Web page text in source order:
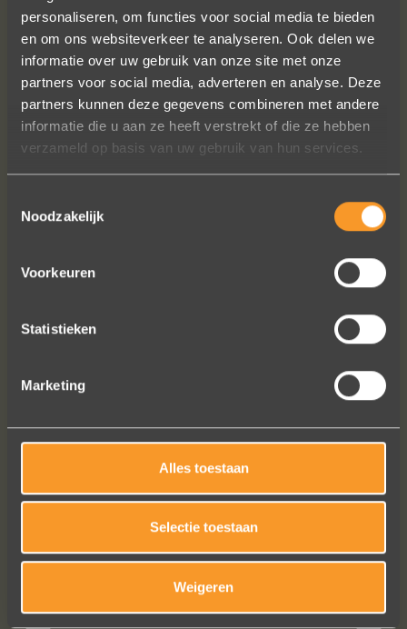
personaliseren, om functies voor social media te bieden
en om ons websiteverkeer te analyseren. Ook delen we
informatie over uw gebruik van onze site met onze
partners voor social media, adverteren en analyse. Deze
partners kunnen deze gegevens combineren met andere
informatie die u aan ze heeft verstrekt of die ze hebben
verzameld op basis van uw gebruik van hun services.
Noodzakelijk
Voorkeuren
Statistieken
Marketing
Alles toestaan
Selectie toestaan
Weigeren
VOLG ONS OP SOCIALE MEDIA
bezig met onze derde bestelling (uit
uitstekend advies. We hebben zojuist
Bekijk al onze reviews